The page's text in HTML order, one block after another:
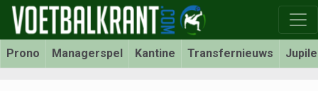
Prono Managerspel Kantine Transfernieuws